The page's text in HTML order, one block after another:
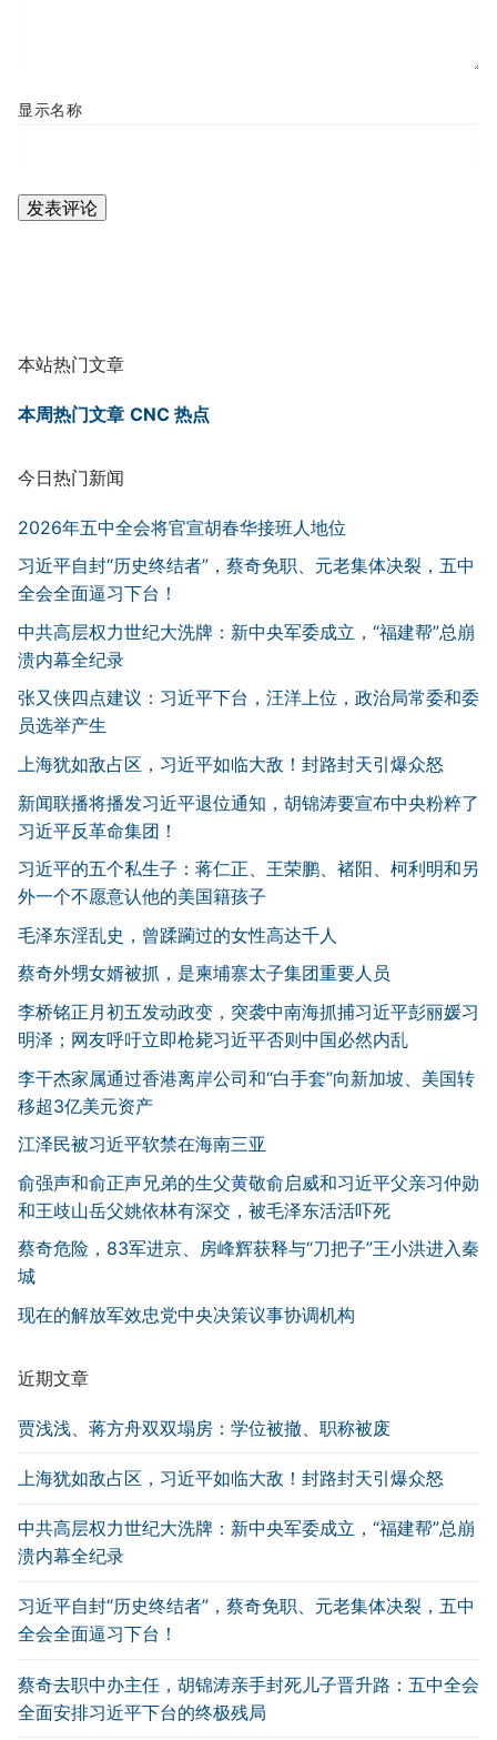
显示名称
本站热门文章
本周热门文章 CNC 热点
今日热门新闻
2026年五中全会将官宣胡春华接班人地位
习近平自封“历史终结者”，蔡奇免职、元老集体决裂，五中
全会全面逼习下台！
中共高层权力世纪大洗牌：新中央军委成立，“福建帮”总崩
溃内幕全纪录
张又侠四点建议：习近平下台，汪洋上位，政治局常委和委
员选举产生
上海犹如敌占区，习近平如临大敌！封路封天引爆众怒
新闻联播将播发习近平退位通知，胡锦涛要宣布中央粉粹了
习近平反革命集团！
习近平的五个私生子：蒋仁正、王荣鹏、褚阳、柯利明和另
外一个不愿意认他的美国籍孩子
毛泽东淫乱史，曾蹂躏过的女性高达千人
蔡奇外甥女婿被抓，是柬埔寨太子集团重要人员
李桥铭正月初五发动政变，突袭中南海抓捕习近平彭丽媛习
明泽；网友呼吁立即枪毙习近平否则中国必然内乱
李干杰家属通过香港离岸公司和“白手套”向新加坡、美国转
移超3亿美元资产
江泽民被习近平软禁在海南三亚
俞强声和俞正声兄弟的生父黄敬俞启威和习近平父亲习仲勋
和王歧山岳父姚依林有深交，被毛泽东活活吓死
蔡奇危险，83军进京、房峰辉获释与“刀把子”王小洪进入秦
城
现在的解放军效忠党中央决策议事协调机构
近期文章
贾浅浅、蒋方舟双双塌房：学位被撤、职称被废
上海犹如敌占区，习近平如临大敌！封路封天引爆众怒
中共高层权力世纪大洗牌：新中央军委成立，“福建帮”总崩
溃内幕全纪录
习近平自封“历史终结者”，蔡奇免职、元老集体决裂，五中
全会全面逼习下台！
蔡奇去职中办主任，胡锦涛亲手封死儿子晋升路：五中全会
全面安排习近平下台的终极残局